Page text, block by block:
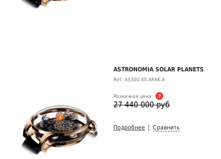
ASTRONOMIA SOLAR PLANETS
Ref.: AS300.40.AP.AK.A
Розничная цена ?
27 440 000 руб
Подробнее Сравнить